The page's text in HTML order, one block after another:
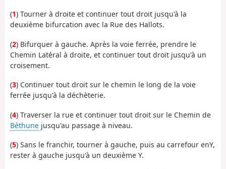
(1) Tourner à droite et continuer tout droit jusqu'à la
deuxième bifurcation avec la Rue des Hallots.
(2) Bifurquer à gauche. Après la voie ferrée, prendre le
Chemin Latéral à droite, et continuer tout droit jusqu'à un
croisement.
(3) Continuer tout droit sur le chemin le long de la voie
ferrée jusqu'à la déchèterie.
(4) Traverser la rue et continuer tout droit sur le Chemin de
Béthune jusqu'au passage à niveau.
(5) Sans le franchir, tourner à gauche, puis au carrefour enY,
rester à gauche jusqu'à un deuxième Y.